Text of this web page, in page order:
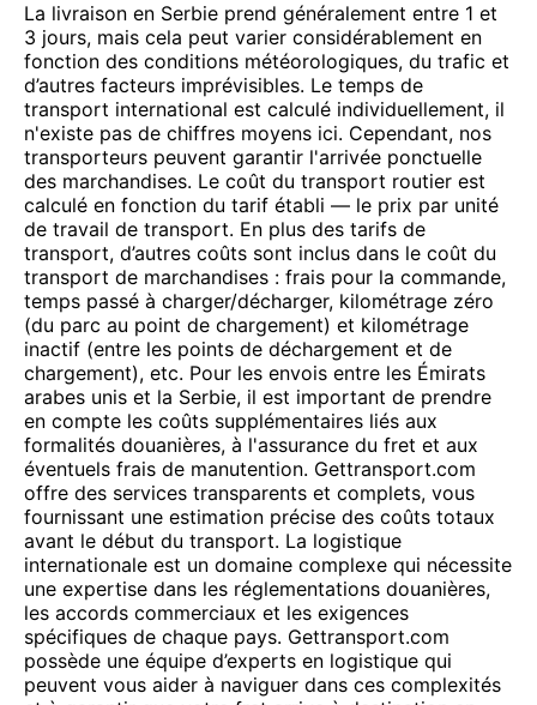
La livraison en Serbie prend généralement entre 1 et
3 jours, mais cela peut varier considérablement en
fonction des conditions météorologiques, du trafic et
d’autres facteurs imprévisibles. Le temps de
transport international est calculé individuellement, il
n'existe pas de chiffres moyens ici. Cependant, nos
transporteurs peuvent garantir l'arrivée ponctuelle
des marchandises. Le coût du transport routier est
calculé en fonction du tarif établi — le prix par unité
de travail de transport. En plus des tarifs de
transport, d’autres coûts sont inclus dans le coût du
transport de marchandises : frais pour la commande,
temps passé à charger/décharger, kilométrage zéro
(du parc au point de chargement) et kilométrage
inactif (entre les points de déchargement et de
chargement), etc. Pour les envois entre les Émirats
arabes unis et la Serbie, il est important de prendre
en compte les coûts supplémentaires liés aux
formalités douanières, à l'assurance du fret et aux
éventuels frais de manutention. Gettransport.com
offre des services transparents et complets, vous
fournissant une estimation précise des coûts totaux
avant le début du transport. La logistique
internationale est un domaine complexe qui nécessite
une expertise dans les réglementations douanières,
les accords commerciaux et les exigences
spécifiques de chaque pays. Gettransport.com
possède une équipe d’experts en logistique qui
peuvent vous aider à naviguer dans ces complexités